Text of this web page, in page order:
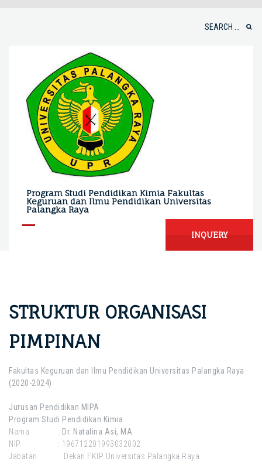
Program Studi Pendidikan Kimia Fakultas
Keguruan dan Ilmu Pendidikan Universitas
Palangka Raya
INQUERY
STRUKTUR ORGANISASI
PIMPINAN
Fakultas Keguruan dan Ilmu Pendidikan Universitas Palangka Raya
(2020-2024)
Jurusan Pendidikan MIPA
Program Studi Pendidikan Kimia
Nama : Dr. Natalina Asi, MA
NIP : 196712201993032002
Jabatan : Dekan FKIP Universitas Palangka Raya